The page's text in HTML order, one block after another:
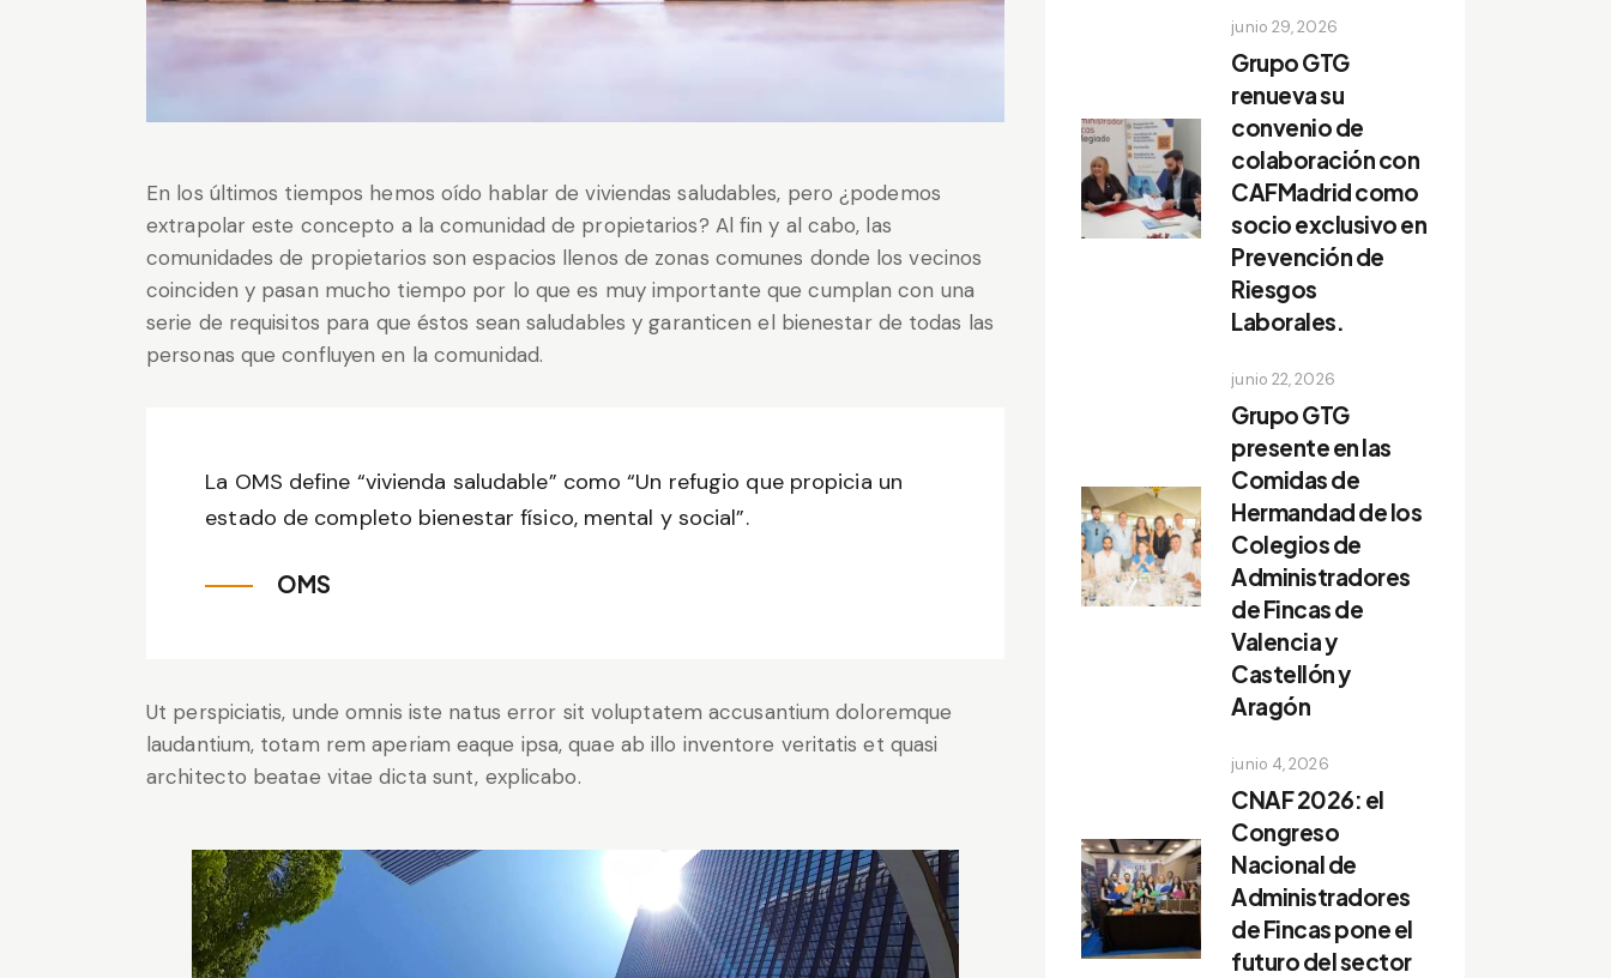
En los últimos tiempos hemos oído hablar de viviendas saludables, pero ¿podemos
extrapolar este concepto a la comunidad de propietarios? Al fin y al cabo, las
comunidades de propietarios son espacios llenos de zonas comunes donde los vecinos
coinciden y pasan mucho tiempo por lo que es muy importante que cumplan con una
serie de requisitos para que éstos sean saludables y garanticen el bienestar de todas las
personas que confluyen en la comunidad.
La OMS define “vivienda saludable” como “Un refugio que propicia un
estado de completo bienestar físico, mental y social”.
OMS
Ut perspiciatis, unde omnis iste natus error sit voluptatem accusantium doloremque
laudantium, totam rem aperiam eaque ipsa, quae ab illo inventore veritatis et quasi
architecto beatae vitae dicta sunt, explicabo.
Reproductor
de
vídeo
junio 29, 2026
Grupo GTG
renueva su
convenio de
colaboración con
CAFMadrid como
socio exclusivo en
Prevención de
Riesgos
Laborales.
junio 22, 2026
Grupo GTG
presente en las
Comidas de
Hermandad de los
Colegios de
Administradores
de Fincas de
Valencia y
Castellón y
Aragón
junio 4, 2026
CNAF 2026: el
Congreso
Nacional de
Administradores
de Fincas pone el
futuro del sector